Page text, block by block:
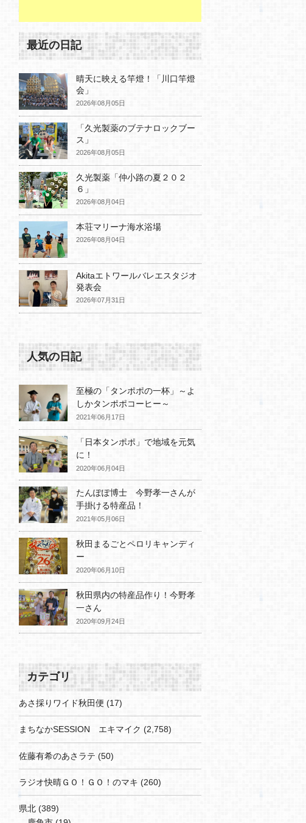
最近の日記
晴天に映える竿燈！「川口竿燈
会」
2026年08月05日
「久光製薬のブテナロックブー
ス」
2026年08月05日
久光製薬「仲小路の夏２０２
６」
2026年08月04日
本荘マリーナ海水浴場
2026年08月04日
Akitaエトワールバレエスタジオ
発表会
2026年07月31日
人気の日記
至極の「タンポポの一杯」～よ
しかタンポポコーヒー～
2021年06月17日
「日本タンポポ」で地域を元気
に！
2020年06月04日
たんぽぽ博士 今野孝一さんが
手掛ける特産品！
2021年05月06日
秋田まるごとペロリキャンディ
ー
2020年06月10日
秋田県内の特産品作り！今野孝
一さん
2020年09月24日
カテゴリ
あさ採りワイド秋田便 (17)
まちなかSESSION エキマイク (2,758)
佐藤有希のあさラテ (50)
ラジオ快晴ＧＯ！ＧＯ！のマキ (260)
県北 (389)